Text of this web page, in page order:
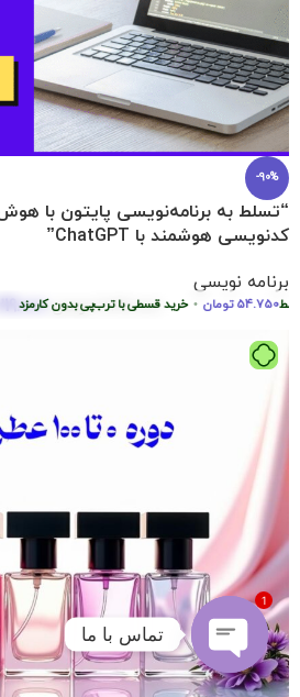
تومان • خرید قسطی با ترب‌پی بدون کارمزد
-90%
“تسلط به برنامه‌نویسی پایتون با
کدنویسی هوشمند با ChatGPT”
برنامه نویسی
2.290.000 تومان 219.000
تماس با ما
Open
1